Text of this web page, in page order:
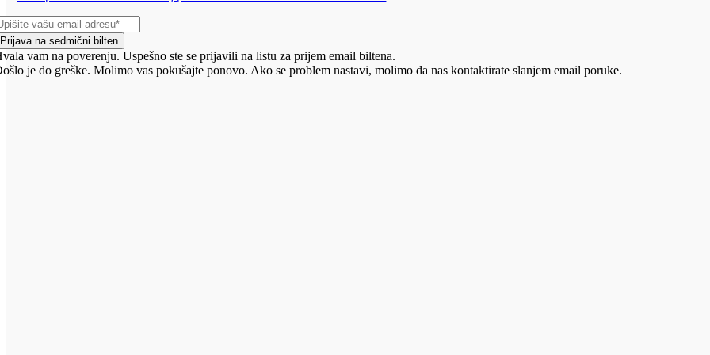
Prijava na sedmični bilten
vam na poverenju. Uspešno ste se prijavili na listu za prijem email biltena.
je do greške. Molimo vas pokušajte ponovo. Ako se problem nastavi, molimo da nas kontaktirate slanjem email poruke.